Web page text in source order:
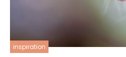
inspiration